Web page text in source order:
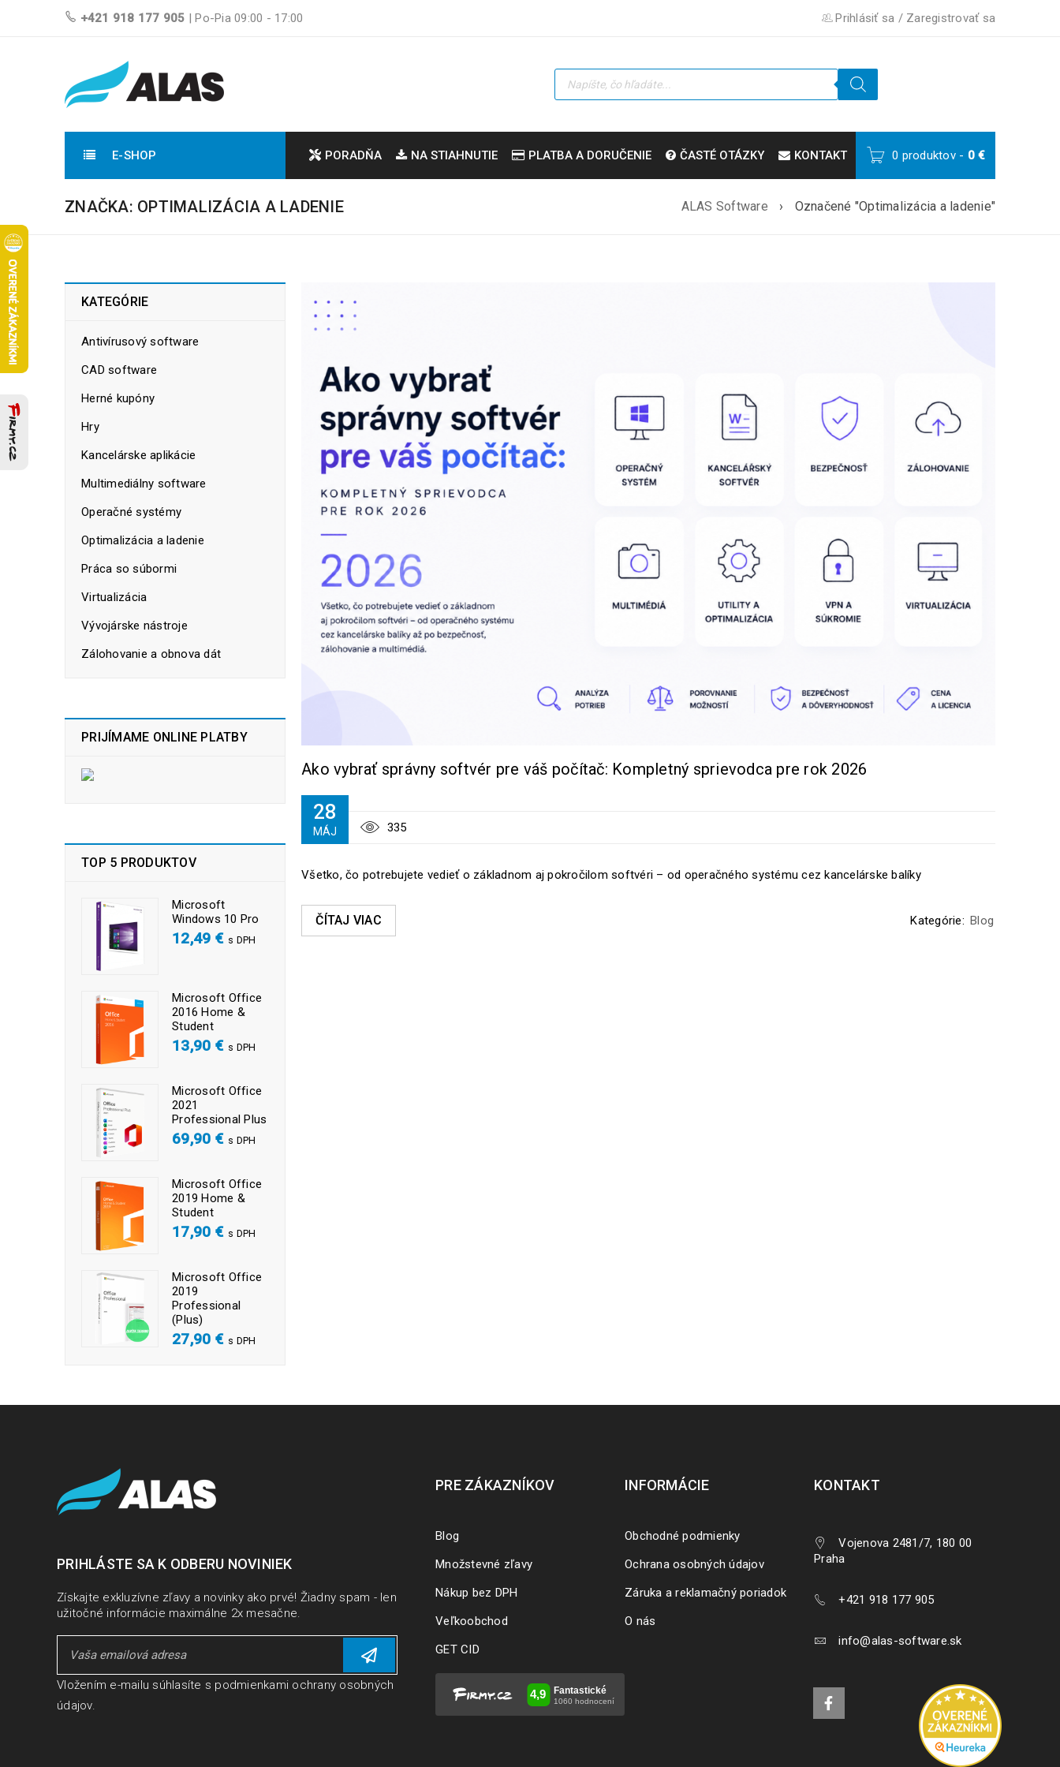
+421 918 177 905 | Po-Pia 09:00 - 17:00 Prihlásiť sa / Zaregistrovať sa
E-SHOP PORADŇA NA STIAHNUTIE PLATBA A DORUČENIE ČASTÉ OTÁZKY KONTAKT 0 produktov - 0€
ZNAČKA: OPTIMALIZÁCIA A LADENIE ALAS Software › Označené "Optimalizácia a ladenie"
KATEGÓRIE
Antivírusový software
CAD software
Herné kupóny
Hry
Kancelárske aplikácie
Multimediálny software
Operačné systémy
Optimalizácia a ladenie
Práca so súbormi
Virtualizácia
Vývojárske nástroje
Zálohovanie a obnova dát
PRIJÍMAME ONLINE PLATBY
TOP 5 PRODUKTOV
Microsoft
Windows 10 Pro
12,49 € s DPH
Microsoft Office
2016 Home &
Student
13,90 € s DPH
Microsoft Office
2021
Professional Plus
69,90 € s DPH
Microsoft Office
2019 Home &
Student
17,90 € s DPH
Microsoft Office
2019
Professional
(Plus)
27,90 € s DPH
Ako vybrať správny softvér pre váš počítač: Kompletný sprievodca pre rok 2026
28
MÁJ 335
Všetko, čo potrebujete vedieť o základnom aj pokročilom softvéri – od operačného systému cez kancelárske balíky
ČÍTAJ VIAC Kategórie: Blog
PRIHLÁSTE SA K ODBERU NOVINIEK
Získajte exkluzívne zľavy a novinky ako prvé! Žiadny spam - len
užitočné informácie maximálne 2x mesačne.
Vložením e-mailu súhlasíte s podmienkami ochrany osobných
údajov.
PRE ZÁKAZNÍKOV
Blog
Množstevné zľavy
Nákup bez DPH
Veľkoobchod
GET CID
INFORMÁCIE
Obchodné podmienky
Ochrana osobných údajov
Záruka a reklamačný poriadok
O nás
KONTAKT
Vojenova 2481/7, 180 00
Praha
+421 918 177 905
info@alas-software.sk